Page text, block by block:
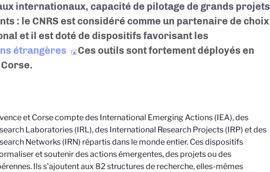
internationaux, capacité de pilotage de grands projets
: le CNRS est considéré comme un partenaire de choix
et il est doté de dispositifs favorisant les
étrangères . Ces outils sont fortement déployés en
et Corse compte des International Emerging Actions (IEA), des
Laboratories (IRL), des International Research Projects (IRP) et des
Networks (IRN) répartis dans le monde entier. Ces dispositifs
et soutenir des actions émergentes, des projets ou des
Ils s’ajoutent aux 82 structures de recherche, elles-mêmes